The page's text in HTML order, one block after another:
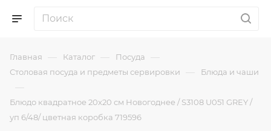
Главная — Каталог — Посуда —
Столовая посуда и предметы сервировки — Блюда и чаши
—
Блюдо квадратное 20х20 см Новогоднее / S3108 U051 GREY /
уп 6/48/ цветная коробка 719596